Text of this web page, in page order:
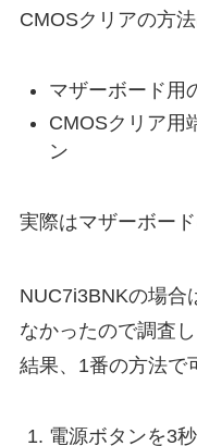
CMOSクリアの方
マザーボード用
CMOSクリア用
ン
実際はマザーボー
NUC7i3BNKの場合
なかったので調査し
結果、1番の方法で
電源ボタンを3